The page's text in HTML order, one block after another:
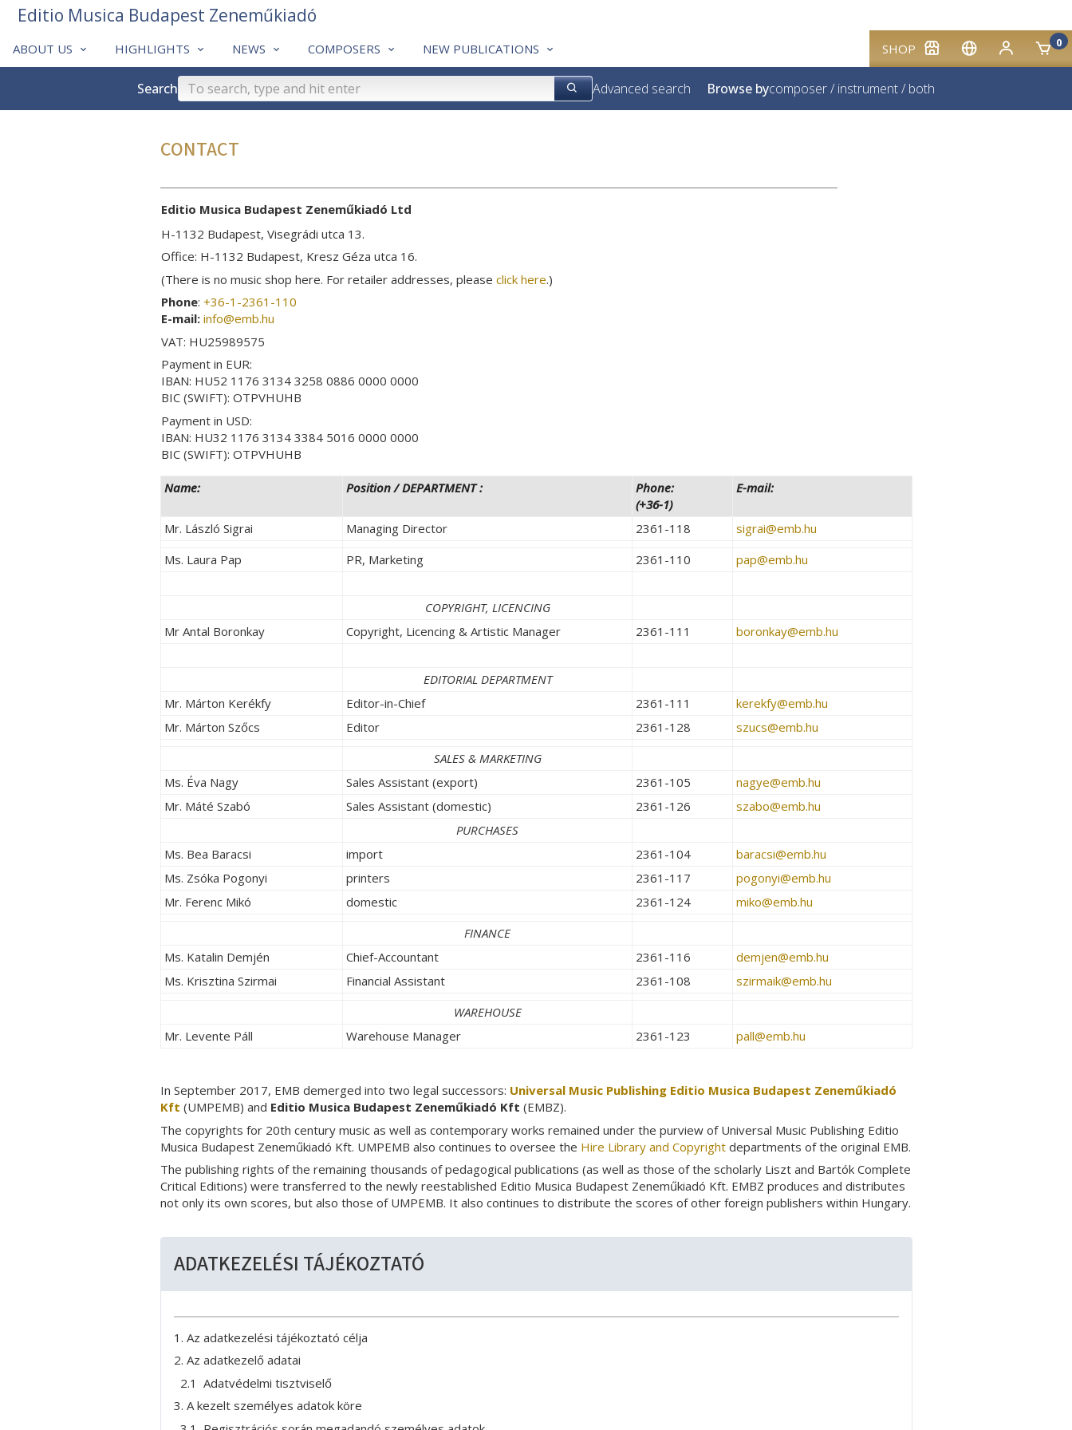
SHOP 0
ABOUT US HIGHLIGHTS NEWS COMPOSERS NEW PUBLICATIONS
Editio Musica Budapest Zeneműkiadó
Search Advanced search Browse bycomposer/ instrument/ both
CONTACT
Editio Musica Budapest Zeneműkiadó Ltd
H-1132 Budapest, Visegrádi utca 13.
Office: H-1132 Budapest, Kresz Géza utca 16.
(There is no music shop here. For retailer addresses, please click here.)
Phone: +36-1-2361-110
E-mail: info­@­emb.hu
VAT: HU25989575
Payment in EUR:
IBAN: HU52 1176 3134 3258 0886 0000 0000
BIC (SWIFT): OTPVHUHB
Payment in USD:
IBAN: HU32 1176 3134 3384 5016 0000 0000
BIC (SWIFT): OTPVHUHB
Name: Position /DEPARTMENT:
Phone:
(+36-1)
E-mail:
Mr. László Sigrai Managing Director 2361-118
sigrai­@­emb.hu
Ms. Laura Pap
PR, Marketing 2361-110 pap­@­emb.hu
COPYRIGHT, LICENCING
Mr Antal Boronkay
Copyright, Licencing & Artistic Manager 2361-111 boronkay­@­emb.hu
EDITORIAL DEPARTMENT
Mr. Márton Kerékfy
Editor-in-Chief 2361-111
kerekfy­@­emb.hu
Mr. Márton Szőcs
Editor 2361-128
szucs­@­emb.hu
SALES & MARKETING
Ms. Éva Nagy
Sales Assistant (export) 2361-105
nagye­@­emb.hu
Mr. Máté Szabó
Sales Assistant (domestic) 2361-126
szabo­@­emb.hu
PURCHASES
Ms. Bea Baracsi
import 2361-104
baracsi­@­emb.hu
Ms. Zsóka Pogonyi
printers 2361-117
pogonyi­@­emb.hu
Mr. Ferenc Mikó
domestic 2361-124
miko­@­emb.hu
FINANCE
Ms. Katalin Demjén
Chief-Accountant 2361-116
demjen­@­emb.hu
Ms. Krisztina Szirmai
Financial Assistant 2361-108
szirmaik­@­emb.hu
WAREHOUSE
Mr. Levente Páll
Warehouse Manager 2361-123 pall­@­emb.hu
In September 2017, EMB demerged into two legal successors: Universal Music Publishing Editio Musica Budapest Zeneműkiadó
Kft (UMPEMB) and Editio Musica Budapest Zeneműkiadó Kft (EMBZ).
The copyrights for 20th century music as well as contemporary works remained under the purview of Universal Music Publishing Editio
Musica Budapest Zeneműkiadó Kft. UMPEMB also continues to oversee the Hire Library and Copyright departments of the original EMB.
The publishing rights of the remaining thousands of pedagogical publications (as well as those of the scholarly Liszt and Bartók Complete
Critical Editions) were transferred to the newly reestablished Editio Musica Budapest Zeneműkiadó Kft. EMBZ produces and distributes
not only its own scores, but also those of UMPEMB. It also continues to distribute the scores of other foreign publishers within Hungary.
ADATKEZELÉSI TÁJÉKOZTATÓ
1. Az adatkezelési tájékoztató célja
2. Az adatkezelő adatai
2.1 Adatvédelmi tisztviselő
3. A kezelt személyes adatok köre